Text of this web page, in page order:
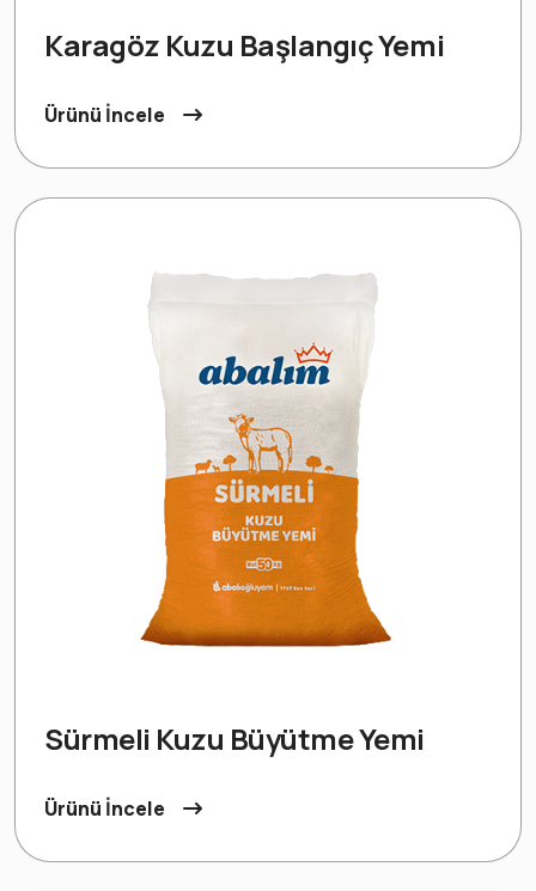
Karagöz Kuzu Başlangıç Yemi
Ürünü İncele
Sürmeli Kuzu Büyütme Yemi
Ürünü İncele